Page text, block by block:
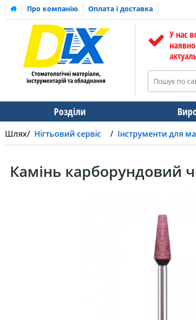
Про компанію Оплата і доставка
У нас
Розділи
Шлях Нігтьовий сервіс Інструменти для
Камінь карборундовий